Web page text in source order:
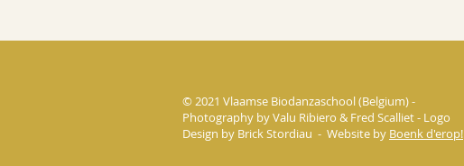
© 2021 Vlaamse Biodanzaschool (Belgium) -
Photography by Valu Ribiero & Fred Scalliet - Logo
Design by Brick Stordiau - Website by Boenk d'erop!